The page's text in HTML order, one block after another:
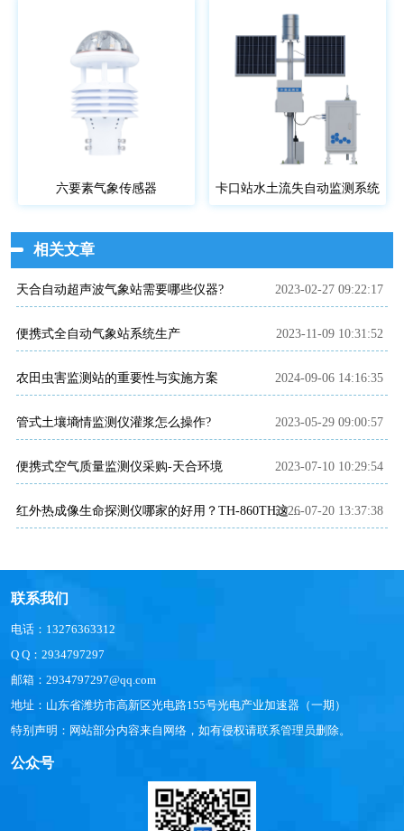
六要素气象传感器 卡口站水土流失自动监测系统
相关文章
天合自动超声波气象站需要哪些仪器? 2023-02-27 09:22:17
便携式全自动气象站系统生产 2023-11-09 10:31:52
农田虫害监测站的重要性与实施方案 2024-09-06 14:16:35
管式土壤墒情监测仪灌浆怎么操作? 2023-05-29 09:00:57
便携式空气质量监测仪采购-天合环境 2023-07-10 10:29:54
红外热成像生命探测仪哪家的好用？TH-860TH这款救援项目都在用
2026-07-20 13:37:38
联系我们
电话：13276363312
Q Q：2934797297
邮箱：2934797297@qq.com
地址：山东省潍坊市高新区光电路155号光电产业加速器（一期）
特别声明：网站部分内容来自网络，如有侵权请联系管理员删除。
公众号